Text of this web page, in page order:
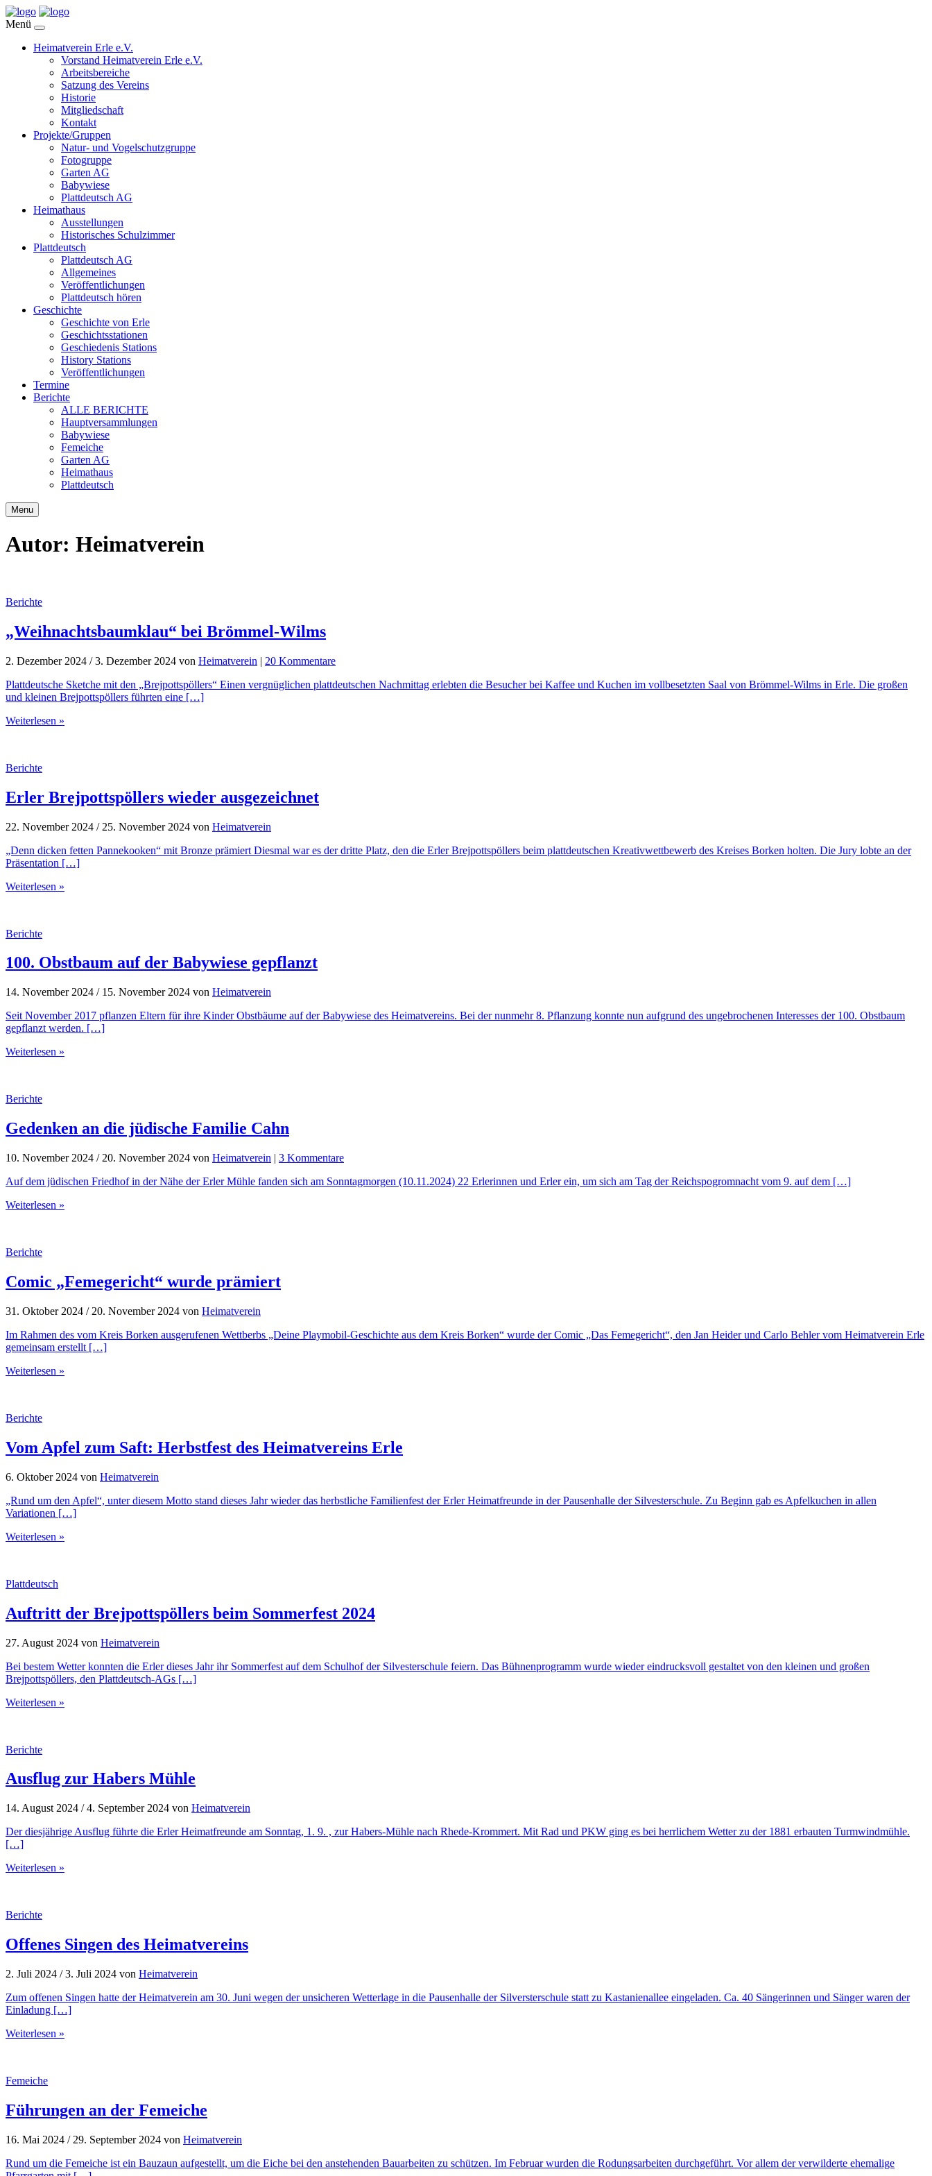
Menü
Heimatverein Erle e.V.
Vorstand Heimatverein Erle e.V.
Arbeitsbereiche
Satzung des Vereins
Historie
Mitgliedschaft
Kontakt
Projekte/Gruppen
Natur- und Vogelschutzgruppe
Fotogruppe
Garten AG
Babywiese
Plattdeutsch AG
Heimathaus
Ausstellungen
Historisches Schulzimmer
Plattdeutsch
Plattdeutsch AG
Allgemeines
Veröffentlichungen
Plattdeutsch hören
Geschichte
Geschichte von Erle
Geschichtsstationen
Geschiedenis Stations
History Stations
Veröffentlichungen
Termine
Berichte
ALLE BERICHTE
Hauptversammlungen
Babywiese
Femeiche
Garten AG
Heimathaus
Plattdeutsch
Menu
Autor: Heimatverein
Berichte
„Weihnachtsbaumklau“ bei Brömmel-Wilms
2. Dezember 2024 / 3. Dezember 2024 von Heimatverein | 20 Kommentarezu
bei
Plattdeutsche Sketche mit den „Brejpottspöllers“ Einen vergnüglichen plattdeutschen Nachmittag erlebten die Besucher bei Kaffee und Kuchen im vollbesetzten Saal von Brömmel-Wilms in Erle. Die großen
und kleinen Brejpottspöllers führten eine […]
Weiterlesen »
Berichte
Erler Brejpottspöllers wieder ausgezeichnet
22. November 2024 / 25. November 2024 von Heimatverein
„Denn dicken fetten Pannekooken“ mit Bronze prämiert Diesmal war es der dritte Platz, den die Erler Brejpottspöllers beim plattdeutschen Kreativwettbewerb des Kreises Borken holten. Die Jury lobte an der
Präsentation […]
Weiterlesen »
Berichte
100. Obstbaum auf der Babywiese gepflanzt
14. November 2024 / 15. November 2024 von Heimatverein
Seit November 2017 pflanzen Eltern für ihre Kinder Obstbäume auf der Babywiese des Heimatvereins. Bei der nunmehr 8. Pflanzung konnte nun aufgrund des ungebrochenen Interesses der 100. Obstbaum
gepflanzt werden. […]
Weiterlesen »
Berichte
Gedenken an die jüdische Familie Cahn
10. November 2024 / 20. November 2024 von Heimatverein | 3 Kommentarezu
an
Auf dem jüdischen Friedhof in der Nähe der Erler Mühle fanden sich am Sonntagmorgen (10.11.2024) 22 Erlerinnen und Erler ein, um sich am Tag der Reichspogromnacht vom 9. auf dem […]
Weiterlesen »
Berichte
Comic „Femegericht“ wurde prämiert
31. Oktober 2024 / 20. November 2024 von Heimatverein
Im Rahmen des vom Kreis Borken ausgerufenen Wettberbs „Deine Playmobil-Geschichte aus dem Kreis Borken“ wurde der Comic „Das Femegericht“, den Jan Heider und Carlo Behler vom Heimatverein Erle
gemeinsam erstellt […]
Weiterlesen »
Berichte
Vom Apfel zum Saft: Herbstfest des Heimatvereins Erle
6. Oktober 2024 von Heimatverein
„Rund um den Apfel“, unter diesem Motto stand dieses Jahr wieder das herbstliche Familienfest der Erler Heimatfreunde in der Pausenhalle der Silvesterschule. Zu Beginn gab es Apfelkuchen in allen
Variationen […]
Weiterlesen »
Plattdeutsch
Auftritt der Brejpottspöllers beim Sommerfest 2024
27. August 2024 von Heimatverein
Bei bestem Wetter konnten die Erler dieses Jahr ihr Sommerfest auf dem Schulhof der Silvesterschule feiern. Das Bühnenprogramm wurde wieder eindrucksvoll gestaltet von den kleinen und großen
Brejpottspöllers, den Plattdeutsch-AGs […]
Weiterlesen »
Berichte
Ausflug zur Habers Mühle
14. August 2024 / 4. September 2024 von Heimatverein
Der diesjährige Ausflug führte die Erler Heimatfreunde am Sonntag, 1. 9. , zur Habers-Mühle nach Rhede-Krommert. Mit Rad und PKW ging es bei herrlichem Wetter zu der 1881 erbauten Turmwindmühle.
[…]
Weiterlesen »
Berichte
Offenes Singen des Heimatvereins
2. Juli 2024 / 3. Juli 2024 von Heimatverein
Zum offenen Singen hatte der Heimatverein am 30. Juni wegen der unsicheren Wetterlage in die Pausenhalle der Silversterschule statt zu Kastanienallee eingeladen. Ca. 40 Sängerinnen und Sänger waren der
Einladung […]
Weiterlesen »
Femeiche
Führungen an der Femeiche
16. Mai 2024 / 29. September 2024 von Heimatverein
Rund um die Femeiche ist ein Bauzaun aufgestellt, um die Eiche bei den anstehenden Bauarbeiten zu schützen. Im Februar wurden die Rodungsarbeiten durchgeführt. Vor allem der verwilderte ehemalige